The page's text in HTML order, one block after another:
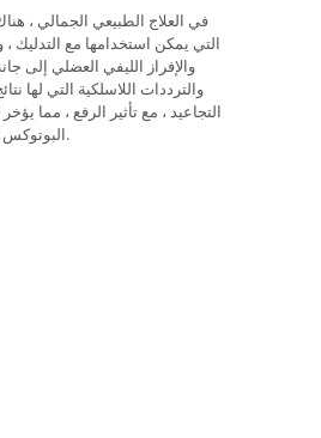
في العلاج الطبيعي الجمالي ،
التي يمكن استخدامها مع التدليك ،
والإفراز الليفي العضلي إلى
والترددات اللاسلكية التي لها
التجاعيد ، مع تأثير الرفع ، مما
البوتوكس أو الجراحة التجميلية.